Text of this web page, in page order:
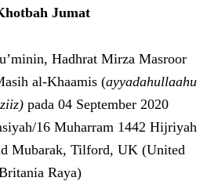
Jumat
Hadhrat Mirza Masroor
al-Khaamis (ayyadahullaahu
pada 04 September 2020
16 Muharram 1442 Hijriyah
Mubarak, Tilford, UK (United
Raya)